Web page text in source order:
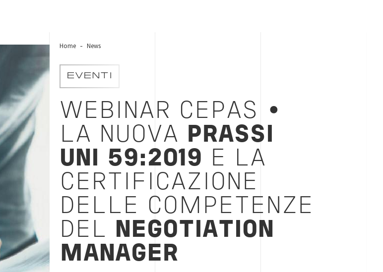
Home News
EVENTI
WEBINAR CEPAS •
LA NUOVA PRASSI
UNI 59:2019 E LA
CERTIFICAZIONE
DELLE COMPETENZE
DEL NEGOTIATION
MANAGER